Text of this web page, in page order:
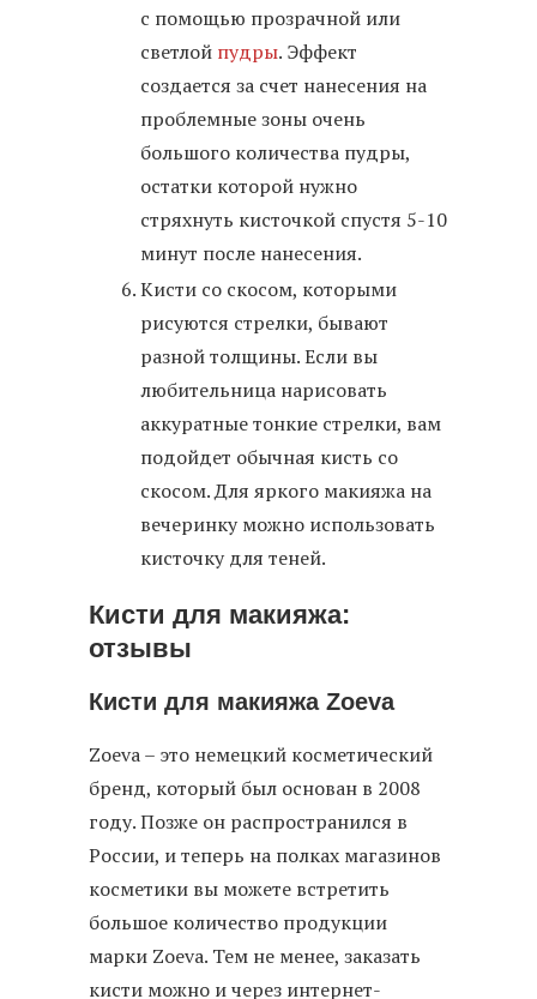
с помощью прозрачной или
светлой пудры. Эффект
создается за счет нанесения на
проблемные зоны очень
большого количества пудры,
остатки которой нужно
стряхнуть кисточкой спустя 5-10
минут после нанесения.
Кисти со скосом, которыми
рисуются стрелки, бывают
разной толщины. Если вы
любительница нарисовать
аккуратные тонкие стрелки, вам
подойдет обычная кисть со
скосом. Для яркого макияжа на
вечеринку можно использовать
кисточку для теней.
Кисти для макияжа:
отзывы
Кисти для макияжа Zoeva
Zoeva – это немецкий косметический
бренд, который был основан в 2008
году. Позже он распространился в
России, и теперь на полках магазинов
косметики вы можете встретить
большое количество продукции
марки Zoeva. Тем не менее, заказать
кисти можно и через интернет-